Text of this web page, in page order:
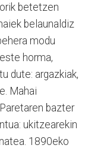
betetzen
belaunaldiz
modu
horma,
dute: argazkiak,
Mahai
bazter
ukitzearekin
1890eko